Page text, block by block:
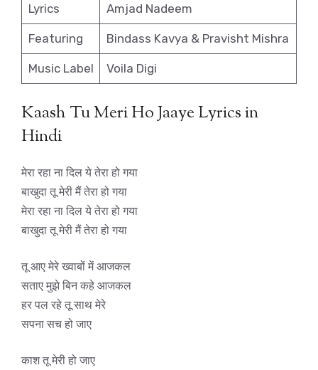
Lyrics Amjad Nadeem
Featuring Bindass Kavya & Pravisht Mishra
Music Label Voila Digi
Kaash Tu Meri Ho Jaaye Lyrics in
Hindi
मेरा रहा ना दिल ये तेरा हो गया
बाखुदा तू मेरी मैं तेरा हो गया
मेरा रहा ना दिल ये तेरा हो गया
बाखुदा तू मेरी मैं तेरा हो गया
तू आए मेरे ख्वाबों में आजकल
सताए मुझे बिन कहे आजकल
हर पल रहे तू साथ मेरे
सपना सच हो जाए
काश तू मेरी हो जाए